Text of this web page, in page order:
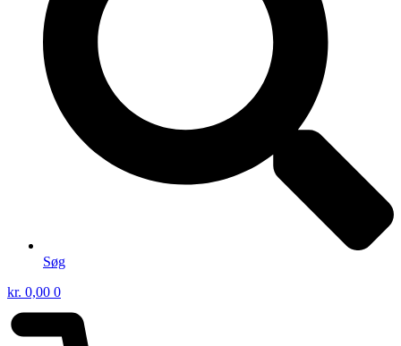
Søg
kr. 0,00 0